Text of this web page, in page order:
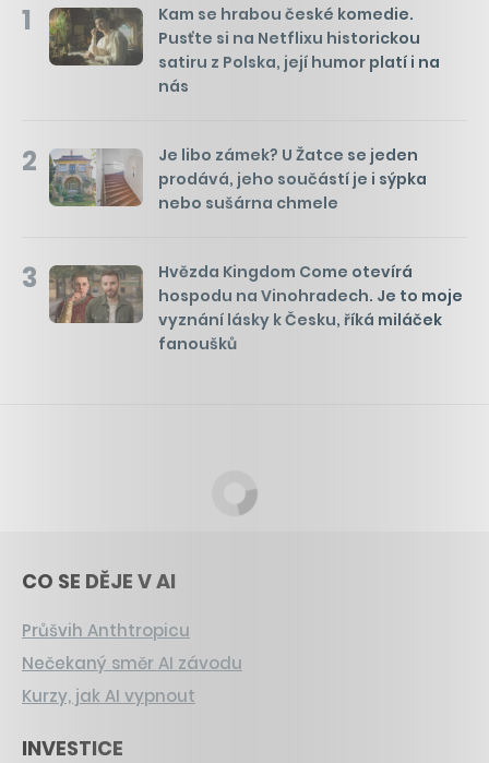
1
Kam se hrabou české komedie.
Pusťte si na Netflixu historickou
satiru z Polska, její humor platí i na
nás
2
Je libo zámek? U Žatce se jeden
prodává, jeho součástí je i sýpka
nebo sušárna chmele
3
Hvězda Kingdom Come otevírá
hospodu na Vinohradech. Je to moje
vyznání lásky k Česku, říká miláček
fanoušků
CO SE DĚJE V AI
Průšvih Anthtropicu
Nečekaný směr AI závodu
Kurzy, jak AI vypnout
INVESTICE